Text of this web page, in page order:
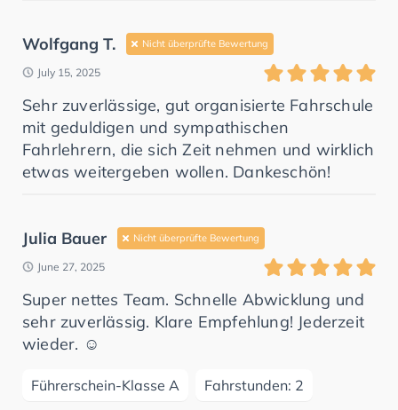
Wolfgang T. Nicht überprüfte Bewertung
July 15, 2025
Sehr zuverlässige, gut organisierte Fahrschule
mit geduldigen und sympathischen
Fahrlehrern, die sich Zeit nehmen und wirklich
etwas weitergeben wollen. Dankeschön!
Julia Bauer Nicht überprüfte Bewertung
June 27, 2025
Super nettes Team. Schnelle Abwicklung und
sehr zuverlässig. Klare Empfehlung! Jederzeit
wieder. ☺️
Führerschein-Klasse A Fahrstunden: 2